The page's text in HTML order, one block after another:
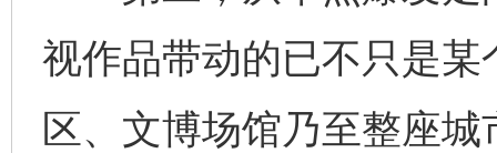
视作品带动的已不只是
区、文博场馆乃至整座